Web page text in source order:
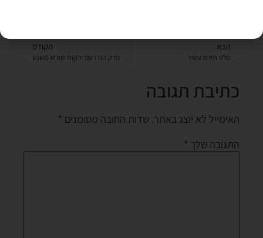
הבא
סלט תירס עשיר
הקודם
מרק הודו עם ירקות שורש משגע
כתיבת תגובה
האימייל לא יוצג באתר. שדות החובה מסומנים *
התגובה שלך *